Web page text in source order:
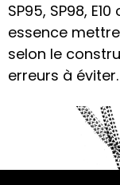
SP95, SP98,
essence
selon le
erreurs à éviter.